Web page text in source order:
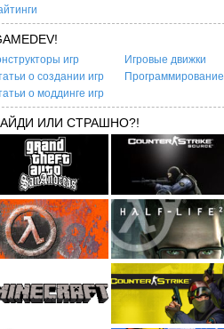
игр
Игровые движки
о создании игр
Программирование
о моддинге игр
ИЛИ СТРАШНО?!